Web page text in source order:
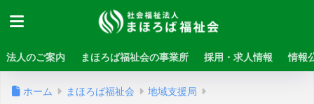
法人のご案内 まほろば福祉会の事業所 採用・求人情報 情報
ホーム まほろば福祉会 地域支援局